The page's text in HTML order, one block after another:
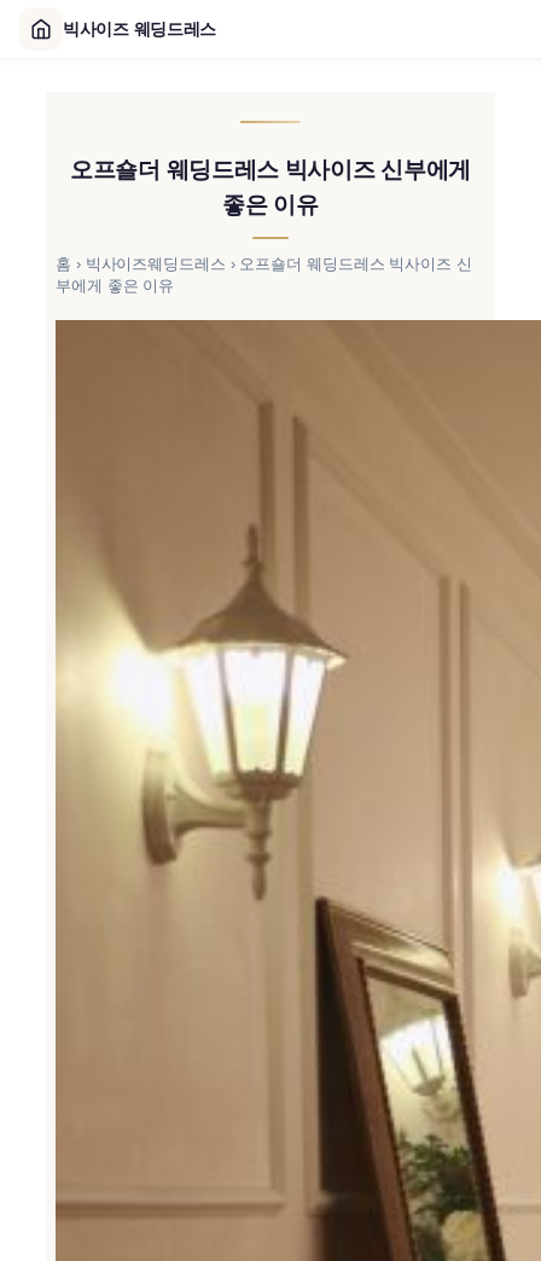
오프숄더 웨딩드레스 빅사이즈 신부에게
좋은 이유
홈 › 빅사이즈웨딩드레스 › 오프숄더 웨딩드레스 빅사이즈 신
부에게 좋은 이유
빅사이즈 웨딩드레스